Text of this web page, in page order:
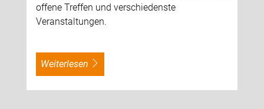
offene Treffen und verschiedenste
Veranstaltungen.
weiterlesen